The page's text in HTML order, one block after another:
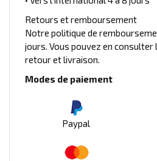
Retours et remboursement
Notre politique de
jours. Vous pouvez en consulter
retour et livraison.
Modes de paiement
Paypal